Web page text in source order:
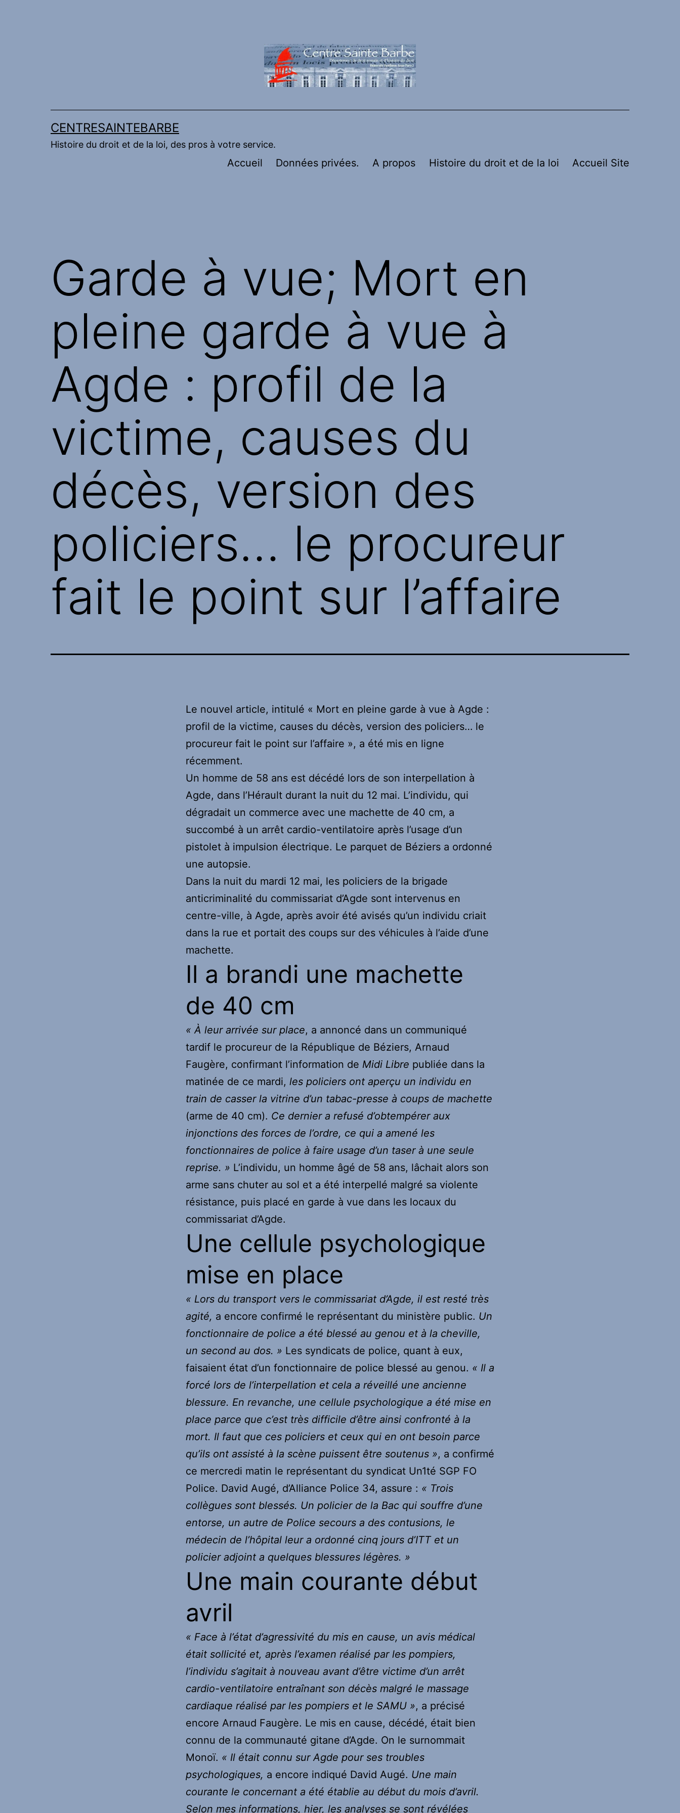
CENTRESAINTEBARBE
Histoire du droit et de la loi, des pros à votre service.
Accueil Données privées. A propos Histoire du droit et de la loi Accueil Site
Garde à vue; Mort en
pleine garde à vue à
Agde : profil de la
victime, causes du
décès, version des
policiers… le procureur
fait le point sur l’affaire
Le nouvel article, intitulé « Mort en pleine garde à vue à Agde :
profil de la victime, causes du décès, version des policiers… le
procureur fait le point sur l’affaire », a été mis en ligne
récemment.
Un homme de 58 ans est décédé lors de son interpellation à
Agde, dans l’Hérault durant la nuit du 12 mai. L’individu, qui
dégradait un commerce avec une machette de 40 cm, a
succombé à un arrêt cardio-ventilatoire après l’usage d’un
pistolet à impulsion électrique. Le parquet de Béziers a ordonné
une autopsie.
Dans la nuit du mardi 12 mai, les policiers de la brigade
anticriminalité du commissariat d’Agde sont intervenus en
centre-ville, à Agde, après avoir été avisés qu’un individu criait
dans la rue et portait des coups sur des véhicules à l’aide d’une
machette.
Il a brandi une machette
de 40 cm
« À leur arrivée sur place, a annoncé dans un communiqué
tardif le procureur de la République de Béziers, Arnaud
Faugère, confirmant l’information de Midi Libre publiée dans la
matinée de ce mardi, les policiers ont aperçu un individu en
train de casser la vitrine d’un tabac-presse à coups de machette
(arme de 40 cm). Ce dernier a refusé d’obtempérer aux
injonctions des forces de l’ordre, ce qui a amené les
fonctionnaires de police à faire usage d’un taser à une seule
reprise. » L’individu, un homme âgé de 58 ans, lâchait alors son
arme sans chuter au sol et a été interpellé malgré sa violente
résistance, puis placé en garde à vue dans les locaux du
commissariat d’Agde.
Une cellule psychologique
mise en place
« Lors du transport vers le commissariat d’Agde, il est resté très
agité, a encore confirmé le représentant du ministère public. Un
fonctionnaire de police a été blessé au genou et à la cheville,
un second au dos. » Les syndicats de police, quant à eux,
faisaient état d’un fonctionnaire de police blessé au genou. « Il a
forcé lors de l’interpellation et cela a réveillé une ancienne
blessure. En revanche, une cellule psychologique a été mise en
place parce que c’est très difficile d’être ainsi confronté à la
mort. Il faut que ces policiers et ceux qui en ont besoin parce
qu’ils ont assisté à la scène puissent être soutenus », a confirmé
ce mercredi matin le représentant du syndicat Un1té SGP FO
Police. David Augé, d’Alliance Police 34, assure : « Trois
collègues sont blessés. Un policier de la Bac qui souffre d’une
entorse, un autre de Police secours a des contusions, le
médecin de l’hôpital leur a ordonné cinq jours d’ITT et un
policier adjoint a quelques blessures légères. »
Une main courante début
avril
« Face à l’état d’agressivité du mis en cause, un avis médical
était sollicité et, après l’examen réalisé par les pompiers,
l’individu s’agitait à nouveau avant d’être victime d’un arrêt
cardio-ventilatoire entraînant son décès malgré le massage
cardiaque réalisé par les pompiers et le SAMU », a précisé
encore Arnaud Faugère. Le mis en cause, décédé, était bien
connu de la communauté gitane d’Agde. On le surnommait
Monoï. « Il était connu sur Agde pour ses troubles
psychologiques, a encore indiqué David Augé. Une main
courante le concernant a été établie au début du mois d’avril.
Selon mes informations, hier, les analyses se sont révélées